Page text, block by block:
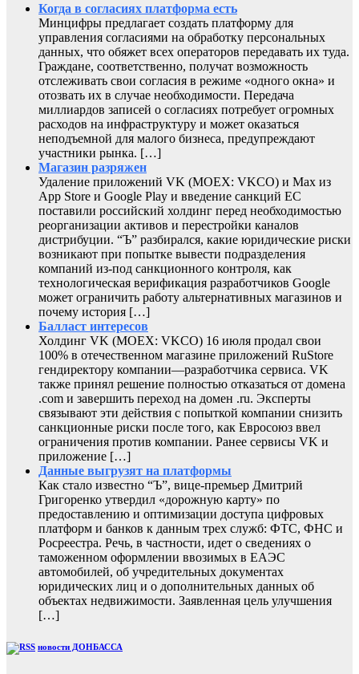
Когда в согласиях платформа есть
Минцифры предлагает создать платформу для
управления согласиями на обработку персональных
данных, что обяжет всех операторов передавать их туда.
Граждане, соответственно, получат возможность
отслеживать свои согласия в режиме «одного окна» и
отозвать их в случае необходимости. Передача
миллиардов записей о согласиях потребует огромных
расходов на инфраструктуру и может оказаться
неподъемной для малого бизнеса, предупреждают
участники рынка. […]
Магазин разряжен
Удаление приложений VK (MOEX: VKCO) и Max из
App Store и Google Play и введение санкций ЕС
поставили российский холдинг перед необходимостью
реорганизации активов и перестройки каналов
дистрибуции. “Ъ” разбирался, какие юридические риски
возникают при попытке вывести подразделения
компаний из-под санкционного контроля, как
технологическая верификация разработчиков Google
может ограничить работу альтернативных магазинов и
почему история […]
Балласт интересов
Холдинг VK (MOEX: VKCO) 16 июля продал свои
100% в отечественном магазине приложений RuStore
гендиректору компании—разработчика сервиса. VK
также принял решение полностью отказаться от домена
.com и завершить переход на домен .ru. Эксперты
связывают эти действия с попыткой компании снизить
санкционные риски после того, как Евросоюз ввел
ограничения против компании. Ранее сервисы VK и
приложение […]
Данные выгрузят на платформы
Как стало известно “Ъ”, вице-премьер Дмитрий
Григоренко утвердил «дорожную карту» по
предоставлению и оптимизации доступа цифровых
платформ и банков к данным трех служб: ФТС, ФНС и
Росреестра. Речь, в частности, идет о сведениях о
таможенном оформлении ввозимых в ЕАЭС
автомобилей, об учредительных документах
юридических лиц и о дополнительных данных об
объектах недвижимости. Заявленная цель улучшения
[…]
новости ДОНБАССА